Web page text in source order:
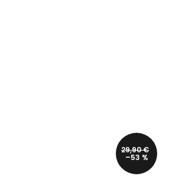
29,90 €
–53 %